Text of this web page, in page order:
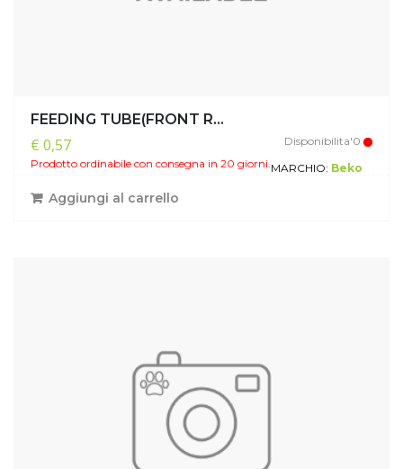
FEEDING TUBE(FRONT R...
€ 0,57
Disponibilita'0
Prodotto ordinabile con consegna in 20 giorni.MARCHIO: Beko
Aggiungi al carrello